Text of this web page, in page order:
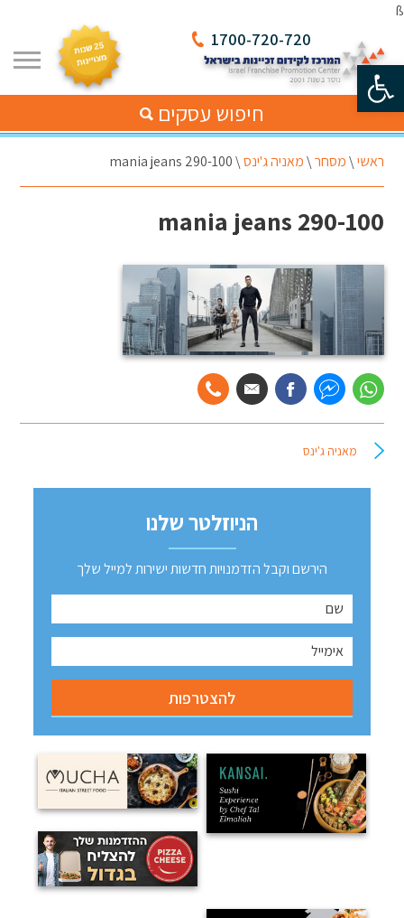
פתח סרגל נגישות
ß
1700-720-720
חיפוש עסקים
ראשי\מסחר\מאניה ג'ינס\
mania jeans 290-100
mania jeans 290-100
מאניה ג'ינס
הניוזלטר שלנו
הירשם וקבל הזדמנויות חדשות ישירות למייל שלך